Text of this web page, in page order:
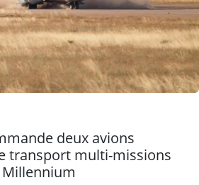
deux avions
transport multi-missions
Millennium